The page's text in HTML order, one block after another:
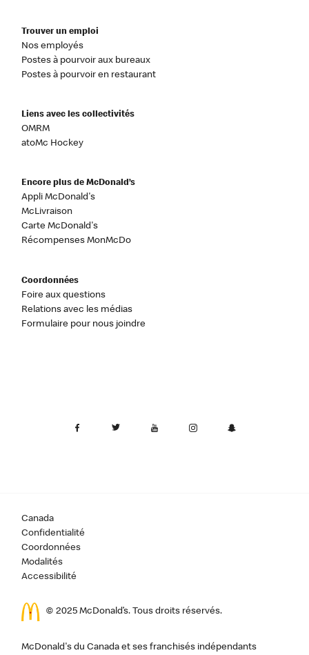
Trouver un emploi
Nos employés
Postes à pourvoir aux bureaux
Postes à pourvoir en restaurant
Liens avec les collectivités
OMRM
atoMc Hockey
Encore plus de McDonald’s
Appli McDonald's
McLivraison
Carte McDonald's
Récompenses MonMcDo
Coordonnées
Foire aux questions
Relations avec les médias
Formulaire pour nous joindre
Canada
Confidentialité
Coordonnées
Modalités
Accessibilité
© 2025 McDonald’s. Tous droits réservés.
McDonald's du Canada et ses franchisés indépendants